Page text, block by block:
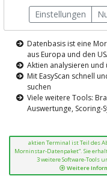
TraderFox
Datenbasis ist eine
aus Europa und den
Aktien analysieren
Mit EasyScan schnell
suchen
Viele weitere Tools:
Auswertunge, Scoring-
aktien Terminal ist Teil des
Morninstar-Datenpaket“. Sie
3 weitere Software-Tools
Weitere
Einstellungen